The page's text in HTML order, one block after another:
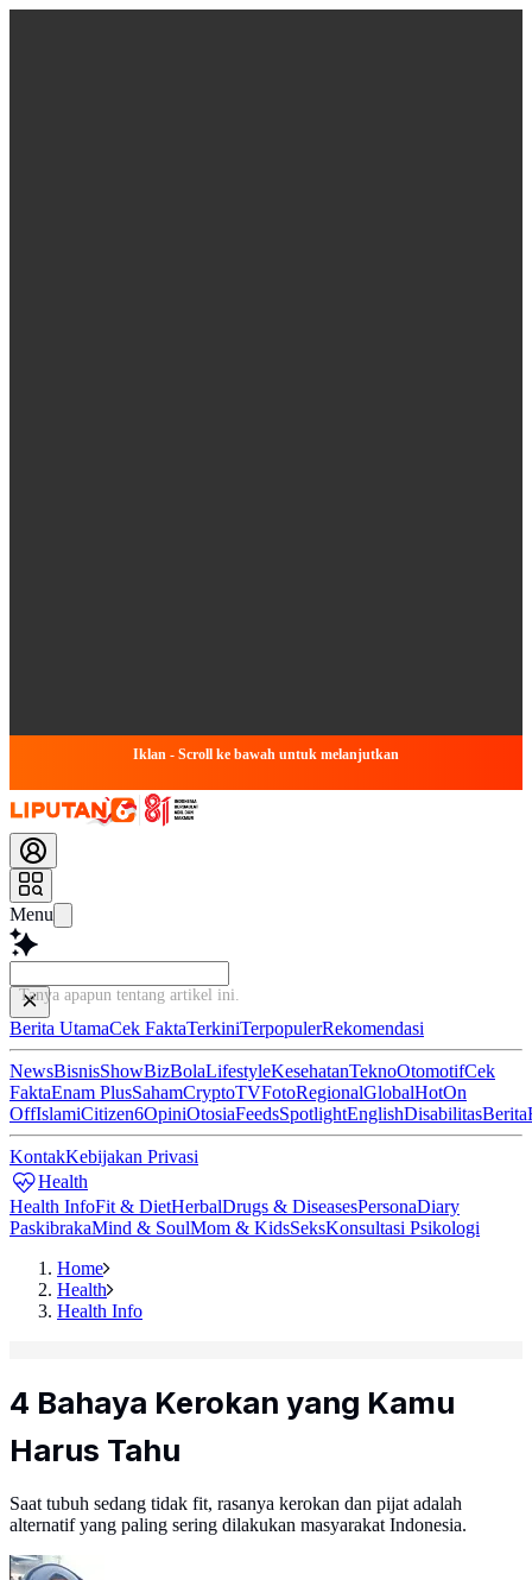
Iklan - Scroll ke bawah untuk melanjutkan
Menu
Tany
Berita UtamaCek FaktaTerkiniTerpopulerRekomendasi
NewsBisnisShowBizBolaLifestyleKesehatanTeknoOtomotifCek
FaktaEnam PlusSahamCryptoTVFotoRegionalGlobalHotOn
OffIslamiCitizen6OpiniOtosiaFeedsSpotlightEnglishDisabilitasBerita
KontakKebijakan Privasi
Health
Health InfoFit & DietHerbalDrugs & DiseasesPersonaDiary
PaskibrakaMind & SoulMom & KidsSeksKonsultasi Psikologi
Home
Health
Health Info
4 Bahaya Kerokan yang Kamu
Harus Tahu
Saat tubuh sedang tidak fit, rasanya kerokan dan pijat adalah
alternatif yang paling sering dilakukan masyarakat Indonesia.